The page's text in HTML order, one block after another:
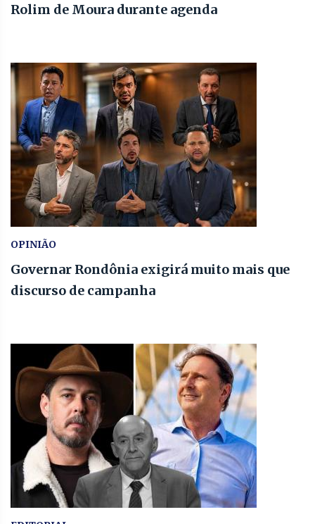
Rolim de Moura durante agenda
OPINIÃO
Governar Rondônia exigirá muito mais que
discurso de campanha